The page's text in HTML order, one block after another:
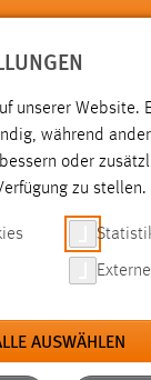
EIN JAHR
unserer Website.
während
oder
zu stellen.
AUSWÄHLEN